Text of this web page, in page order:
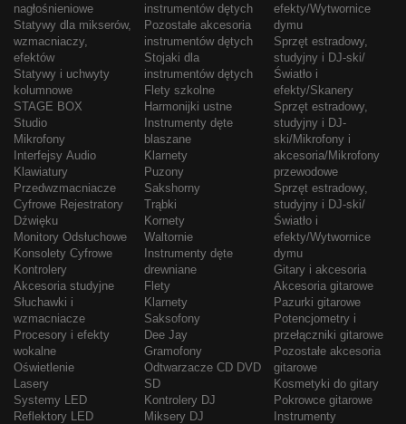
nagłośnieniowe
Statywy dla mikserów,
wzmacniaczy,
efektów
Statywy i uchwyty
kolumnowe
STAGE BOX
Studio
Mikrofony
Interfejsy Audio
Klawiatury
Przedwzmacniacze
Cyfrowe Rejestratory
Dźwięku
Monitory Odsłuchowe
Konsolety Cyfrowe
Kontrolery
Akcesoria studyjne
Słuchawki i
wzmacniacze
Procesory i efekty
wokalne
Oświetlenie
Lasery
Systemy LED
Reflektory LED
instrumentów dętych
Pozostałe akcesoria
instrumentów dętych
Stojaki dla
instrumentów dętych
Flety szkolne
Harmonijki ustne
Instrumenty dęte
blaszane
Klarnety
Puzony
Sakshorny
Trąbki
Kornety
Waltornie
Instrumenty dęte
drewniane
Flety
Klarnety
Saksofony
Dee Jay
Gramofony
Odtwarzacze CD DVD
SD
Kontrolery DJ
Miksery DJ
efekty/Wytwornice
dymu
Sprzęt estradowy,
studyjny i DJ-ski/
Światło i
efekty/Skanery
Sprzęt estradowy,
studyjny i DJ-
ski/Mikrofony i
akcesoria/Mikrofony
przewodowe
Sprzęt estradowy,
studyjny i DJ-ski/
Światło i
efekty/Wytwornice
dymu
Gitary i akcesoria
Akcesoria gitarowe
Pazurki gitarowe
Potencjometry i
przełączniki gitarowe
Pozostałe akcesoria
gitarowe
Kosmetyki do gitary
Pokrowce gitarowe
Instrumenty